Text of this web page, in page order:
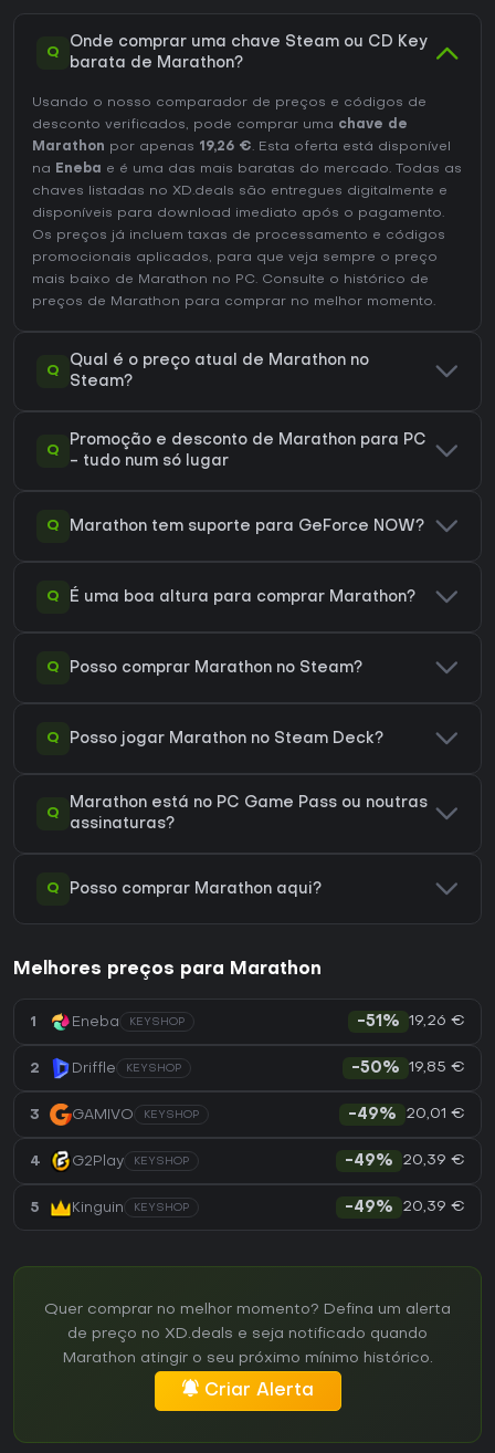
Q
Onde comprar uma chave Steam ou CD Key
barata de Marathon?
Usando o nosso comparador de preços e códigos de
desconto verificados, pode comprar uma chave de
Marathon por apenas 19,26 €. Esta oferta está disponível
na Eneba e é uma das mais baratas do mercado. Todas as
chaves listadas no XD.deals são entregues digitalmente e
disponíveis para download imediato após o pagamento.
Os preços já incluem taxas de processamento e códigos
promocionais aplicados, para que veja sempre o preço
mais baixo de Marathon no PC. Consulte o histórico de
preços de Marathon para comprar no melhor momento.
Q
Qual é o preço atual de Marathon no
Steam?
Q
Promoção e desconto de Marathon para PC
- tudo num só lugar
Q Marathon tem suporte para GeForce NOW?
Q É uma boa altura para comprar Marathon?
Q Posso comprar Marathon no Steam?
Q Posso jogar Marathon no Steam Deck?
Q
Marathon está no PC Game Pass ou noutras
assinaturas?
Q Posso comprar Marathon aqui?
Melhores preços para Marathon
1 Eneba KEYSHOP -51% 19,26 €
2 Driffle KEYSHOP -50% 19,85 €
3 GAMIVO KEYSHOP -49% 20,01 €
4 G2Play KEYSHOP -49% 20,39 €
5 Kinguin KEYSHOP -49% 20,39 €
Quer comprar no melhor momento? Defina um alerta
de preço no XD.deals e seja notificado quando
Marathon atingir o seu próximo mínimo histórico.
Criar Alerta